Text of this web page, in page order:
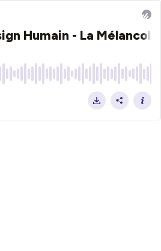
Humain - La